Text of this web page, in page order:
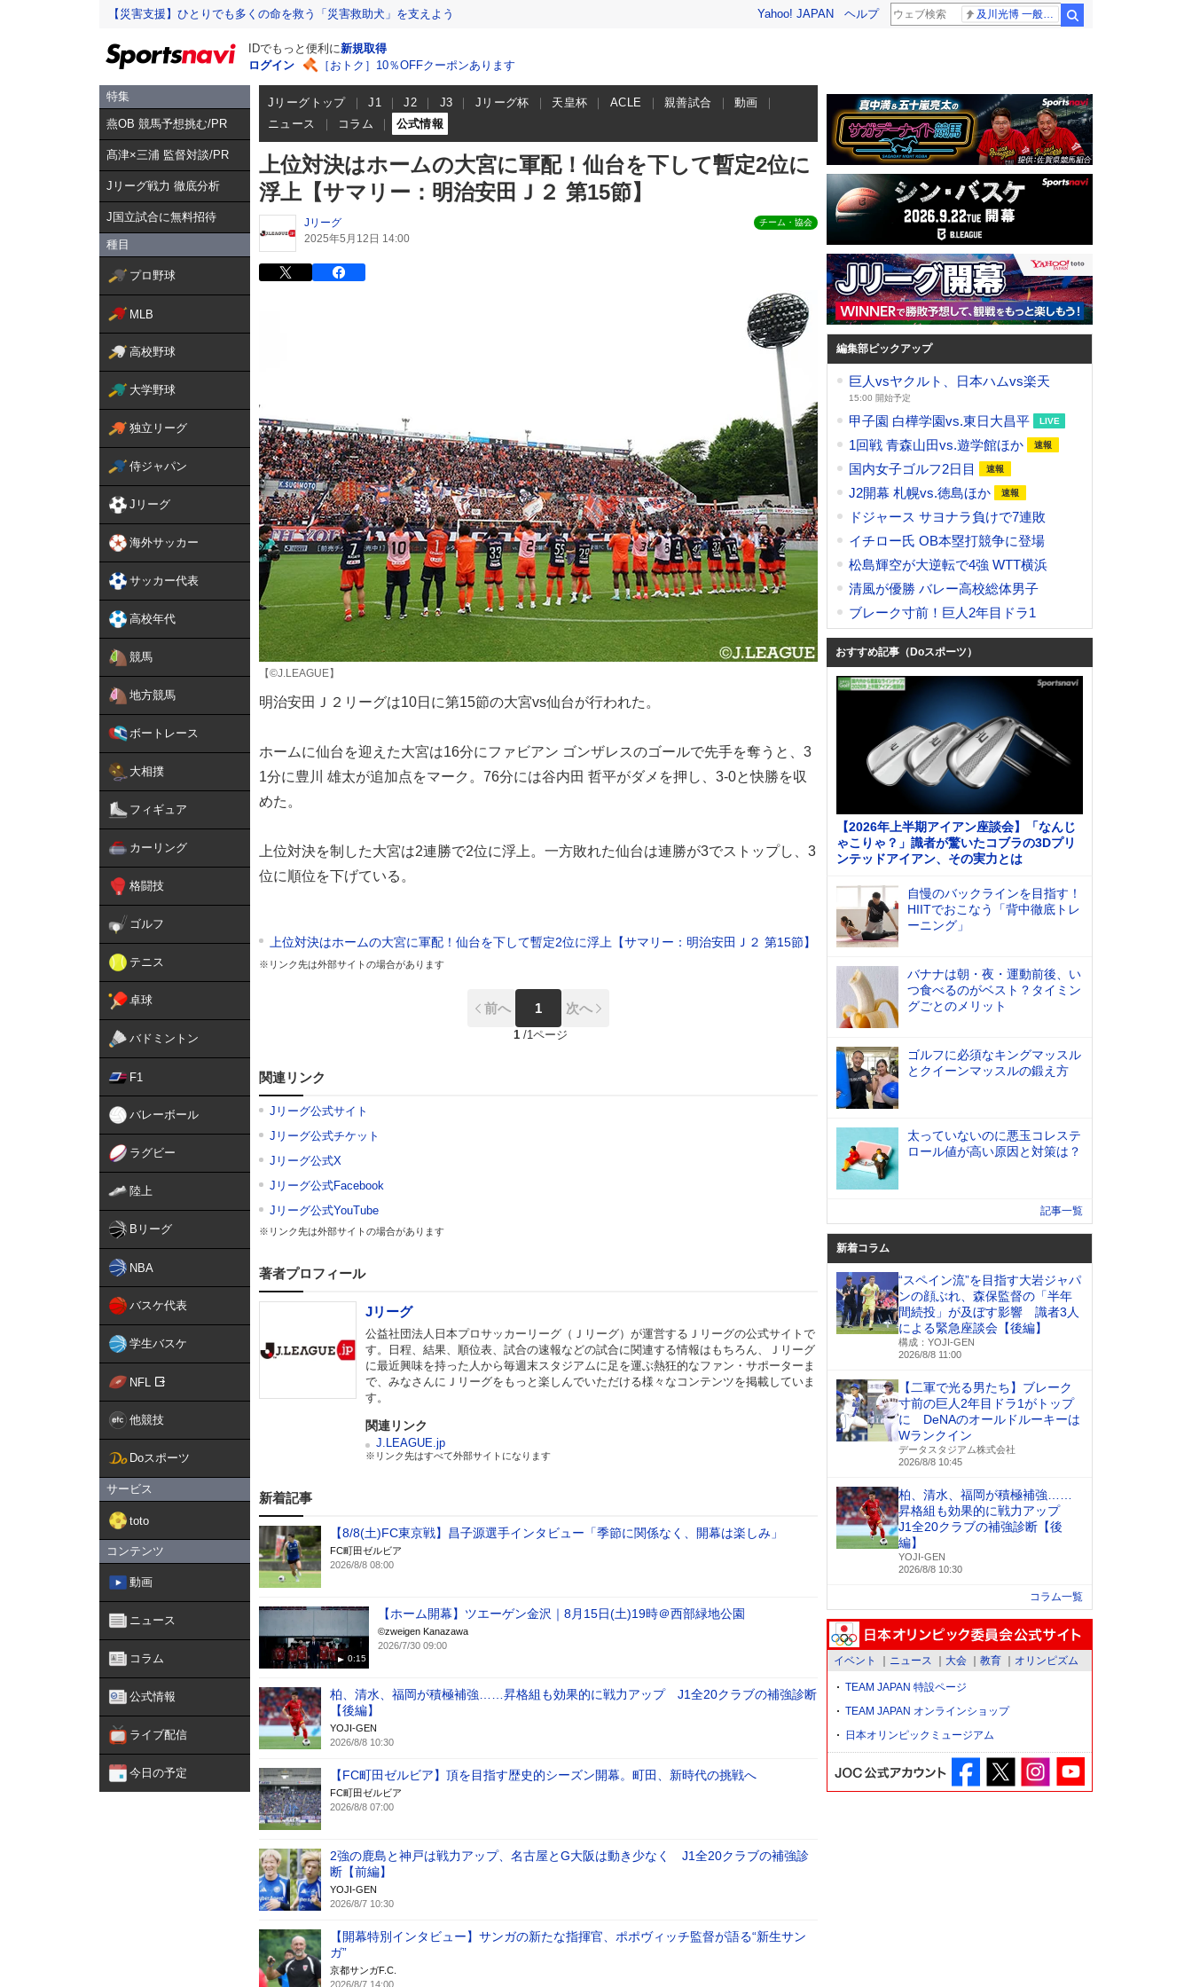
【災害支援】ひとりでも多くの命を救う「災害救助犬」を支えよう Yahoo! JAPAN ヘルプ
IDでもっと便利に新規取得
ログイン
［おトク］10％OFFクーポンあります
特集
燕OB 競馬予想挑む/PR
髙津×三浦 監督対談/PR
Jリーグ戦力 徹底分析
J国立試合に無料招待
種目
プロ野球
MLB
高校野球
大学野球
独立リーグ
侍ジャパン
Jリーグ
海外サッカー
サッカー代表
高校年代
競馬
地方競馬
ボートレース
大相撲
フィギュア
カーリング
格闘技
ゴルフ
テニス
卓球
バドミントン
F1
バレーボール
ラグビー
陸上
Bリーグ
NBA
バスケ代表
学生バスケ
NFL
他競技
Doスポーツ
サービス
toto
コンテンツ
動画
ニュース
コラム
公式情報
ライブ配信
今日の予定
Jリーグトップ J1 J2 J3 Jリーグ杯 天皇杯 ACLE 親善試合
動画
ニュース
コラム 公式情報
上位対決はホームの大宮に軍配！仙台を下して暫定2位に
浮上【サマリー：明治安田Ｊ２ 第15節】
Jリーグ
2025年5月12日 14:00
チーム・協会
【©J.LEAGUE】
明治安田Ｊ２リーグは10日に第15節の大宮vs仙台が行われた。
ホームに仙台を迎えた大宮は16分にファビアン ゴンザレスのゴールで先手を奪うと、3
1分に豊川 雄太が追加点をマーク。76分には谷内田 哲平がダメを押し、3-0と快勝を収
めた。
上位対決を制した大宮は2連勝で2位に浮上。一方敗れた仙台は連勝が3でストップし、3
位に順位を下げている。
上位対決はホームの大宮に軍配！仙台を下して暫定2位に浮上【サマリー：明治安田Ｊ２ 第15節】
※リンク先は外部サイトの場合があります
前へ 1 次へ
1 /1ページ
関連リンク
Jリーグ公式サイト
Jリーグ公式チケット
Jリーグ公式X
Jリーグ公式Facebook
Jリーグ公式YouTube
※リンク先は外部サイトの場合があります
著者プロフィール
Jリーグ
公益社団法人日本プロサッカーリーグ（Ｊリーグ）が運営するＪリーグの公式サイトで
す。日程、結果、順位表、試合の速報などの試合に関連する情報はもちろん、Ｊリーグ
に最近興味を持った人から毎週末スタジアムに足を運ぶ熱狂的なファン・サポーターま
で、みなさんにＪリーグをもっと楽しんでいただける様々なコンテンツを掲載していま
す。
関連リンク
J.LEAGUE.jp
※リンク先はすべて外部サイトになります
新着記事
【8/8(土)FC東京戦】昌子源選手インタビュー「季節に関係なく、開幕は楽しみ」
FC町田ゼルビア
2026/8/8 08:00
0:15
【ホーム開幕】ツエーゲン金沢｜8月15日(土)19時＠西部緑地公園
©︎zweigen Kanazawa
2026/7/30 09:00
柏、清水、福岡が積極補強……昇格組も効果的に戦力アップ J1全20クラブの補強診断
【後編】
YOJI-GEN
2026/8/8 10:30
【FC町田ゼルビア】頂を目指す歴史的シーズン開幕。町田、新時代の挑戦へ
FC町田ゼルビア
2026/8/8 07:00
2強の鹿島と神戸は戦力アップ、名古屋とG大阪は動き少なく J1全20クラブの補強診
断【前編】
YOJI-GEN
2026/8/7 10:30
【開幕特別インタビュー】サンガの新たな指揮官、ポポヴィッチ監督が語る“新生サン
ガ”
京都サンガF.C.
2026/8/7 14:00
編集部ピックアップ
巨人vsヤクルト、日本ハムvs楽天
15:00 開始予定
甲子園 白樺学園vs.東日大昌平
1回戦 青森山田vs.遊学館ほか
国内女子ゴルフ2日目
J2開幕 札幌vs.徳島ほか
ドジャース サヨナラ負けで7連敗
イチロー氏 OB本塁打競争に登場
松島輝空が大逆転で4強 WTT横浜
清風が優勝 バレー高校総体男子
ブレーク寸前！巨人2年目ドラ1
おすすめ記事（Doスポーツ）
【2026年上半期アイアン座談会】「なんじ
ゃこりゃ？」識者が驚いたコブラの3Dプリ
ンテッドアイアン、その実力とは
自慢のバックラインを目指す！
HIITでおこなう「背中徹底トレ
ーニング」
バナナは朝・夜・運動前後、い
つ食べるのがベスト？タイミン
グごとのメリット
ゴルフに必須なキングマッスル
とクイーンマッスルの鍛え方
太っていないのに悪玉コレステ
ロール値が高い原因と対策は？
記事一覧
新着コラム
“スペイン流”を目指す大岩ジャパ
ンの顔ぶれ、森保監督の「半年
間続投」が及ぼす影響 識者3人
による緊急座談会【後編】
構成：YOJI-GEN
2026/8/8 11:00
【二軍で光る男たち】ブレーク
寸前の巨人2年目ドラ1がトップ
に DeNAのオールドルーキーは
Wランクイン
データスタジアム株式会社
2026/8/8 10:45
柏、清水、福岡が積極補強……
昇格組も効果的に戦力アップ
J1全20クラブの補強診断【後
編】
YOJI-GEN
2026/8/8 10:30
コラム一覧
イベント ニュース 大会 教育 オリンピズム
TEAM JAPAN 特設ページ
TEAM JAPAN オンラインショップ
日本オリンピックミュージアム